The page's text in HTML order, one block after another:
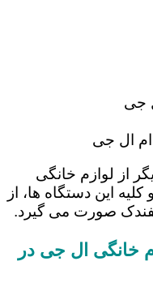
جی
ال جی
از لوازم خانگی
این دستگاه ها، از
صورت می گیرد.
خانگی ال جی در